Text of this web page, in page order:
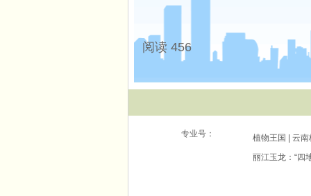
阅读 456
专业号：
植物王国 | 云
丽江玉龙：“四